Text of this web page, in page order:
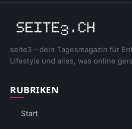
seite3 – dein Tagesmagazin für
Lifestyle und alles, was online
RUBRIKEN
Start